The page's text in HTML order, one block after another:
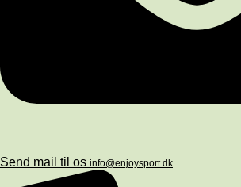
Send mail til os info@enjoysport.dk